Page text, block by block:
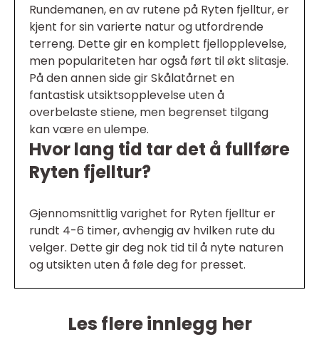
Rundemanen, en av rutene på Ryten fjelltur, er
kjent for sin varierte natur og utfordrende
terreng. Dette gir en komplett fjellopplevelse,
men populariteten har også ført til økt slitasje.
På den annen side gir Skålatårnet en
fantastisk utsiktsopplevelse uten å
overbelaste stiene, men begrenset tilgang
kan være en ulempe.
Hvor lang tid tar det å fullføre
Ryten fjelltur?
Gjennomsnittlig varighet for Ryten fjelltur er
rundt 4-6 timer, avhengig av hvilken rute du
velger. Dette gir deg nok tid til å nyte naturen
og utsikten uten å føle deg for presset.
Les flere innlegg her